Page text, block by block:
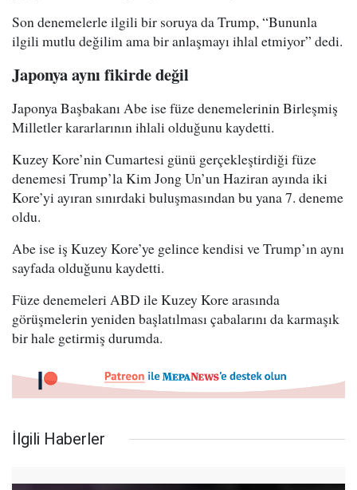
Son denemelerle ilgili bir soruya da Trump, “Bununla
ilgili mutlu değilim ama bir anlaşmayı ihlal etmiyor” dedi.
Japonya aynı fikirde değil
Japonya Başbakanı Abe ise füze denemelerinin Birleşmiş
Milletler kararlarının ihlali olduğunu kaydetti.
Kuzey Kore’nin Cumartesi günü gerçekleştirdiği füze
denemesi Trump’la Kim Jong Un’un Haziran ayında iki
Kore’yi ayıran sınırdaki buluşmasından bu yana 7. deneme
oldu.
Abe ise iş Kuzey Kore’ye gelince kendisi ve Trump’ın aynı
sayfada olduğunu kaydetti.
Füze denemeleri ABD ile Kuzey Kore arasında
görüşmelerin yeniden başlatılması çabalarını da karmaşık
bir hale getirmiş durumda.
İlgili Haberler